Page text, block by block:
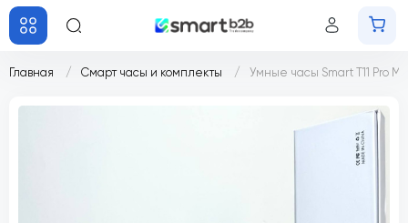
Главная Смарт часы и комплекты Умные часы Smart T11 Pro